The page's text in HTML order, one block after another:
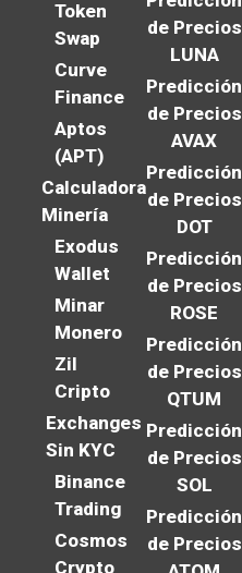
Token
Swap
Curve
Finance
Aptos
(APT)
Calculadora
Minería
Exodus
Wallet
Minar
Monero
Zil
Cripto
Exchanges
Sin KYC
Binance
Trading
Cosmos
Crypto
de Precios
LUNA
Predicción
de Precios
AVAX
Predicción
de Precios
DOT
Predicción
de Precios
ROSE
Predicción
de Precios
QTUM
Predicción
de Precios
SOL
Predicción
de Precios